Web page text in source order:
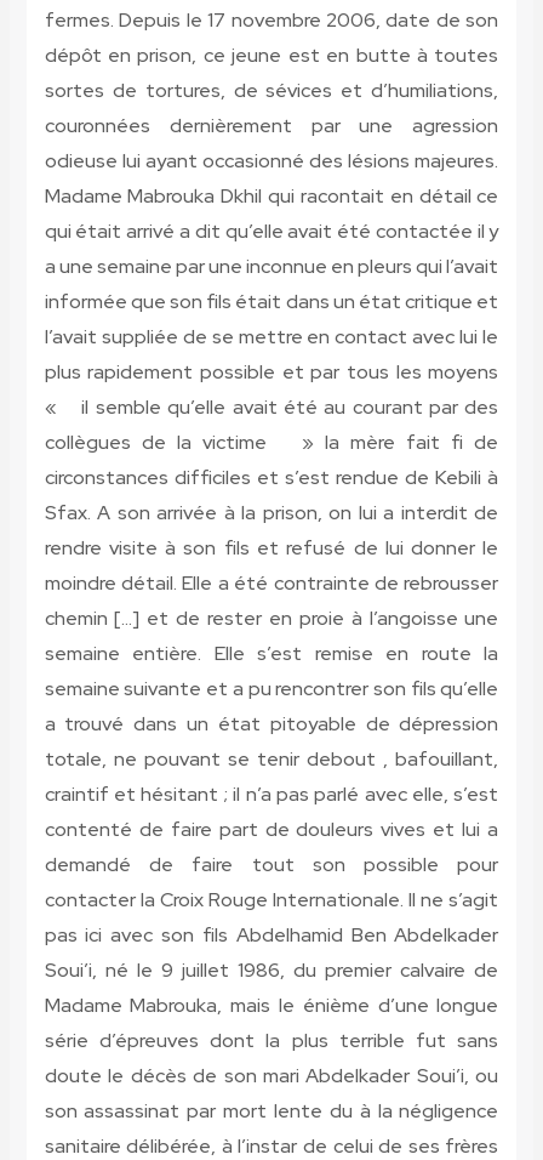
fermes. Depuis le 17 novembre 2006, date de son
dépôt en prison, ce jeune est en butte à toutes
sortes de tortures, de sévices et d’humiliations,
couronnées dernièrement par une agression
odieuse lui ayant occasionné des lésions majeures.
Madame Mabrouka Dkhil qui racontait en détail ce
qui était arrivé a dit qu’elle avait été contactée il y
a une semaine par une inconnue en pleurs qui l’avait
informée que son fils était dans un état critique et
l’avait suppliée de se mettre en contact avec lui le
plus rapidement possible et par tous les moyens
« il semble qu’elle avait été au courant par des
collègues de la victime » la mère fait fi de
circonstances difficiles et s’est rendue de Kebili à
Sfax. A son arrivée à la prison, on lui a interdit de
rendre visite à son fils et refusé de lui donner le
moindre détail. Elle a été contrainte de rebrousser
chemin […] et de rester en proie à l’angoisse une
semaine entière. Elle s’est remise en route la
semaine suivante et a pu rencontrer son fils qu’elle
a trouvé dans un état pitoyable de dépression
totale, ne pouvant se tenir debout , bafouillant,
craintif et hésitant ; il n’a pas parlé avec elle, s’est
contenté de faire part de douleurs vives et lui a
demandé de faire tout son possible pour
contacter la Croix Rouge Internationale. Il ne s’agit
pas ici avec son fils Abdelhamid Ben Abdelkader
Soui’i, né le 9 juillet 1986, du premier calvaire de
Madame Mabrouka, mais le énième d’une longue
série d’épreuves dont la plus terrible fut sans
doute le décès de son mari Abdelkader Soui’i, ou
son assassinat par mort lente du à la négligence
sanitaire délibérée, à l’instar de celui de ses frères